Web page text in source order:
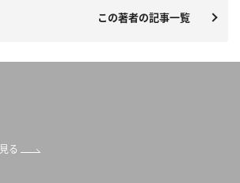
この著者の記事一覧
る